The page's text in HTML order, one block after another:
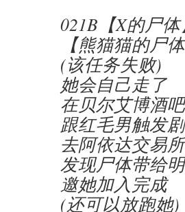
021B【X的尸体
【熊猫猫的尸
(该任务失败)
她会自己走了
在贝尔艾博酒
跟红毛男触发
去阿依达交易
发现尸体带给
邀她加入完成
(还可以放跑她)